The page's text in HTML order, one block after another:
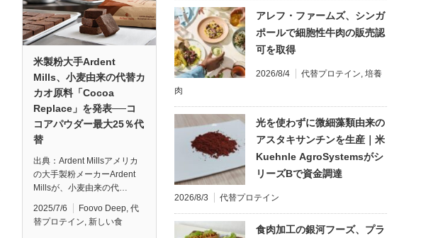
米製粉大手Ardent
Mills、小麦由来の代替カ
カオ原料「Cocoa
Replace」を発表──コ
コアパウダー最大25％代
替
出典：Ardent Millsアメリカ
の大手製粉メーカーArdent
Millsが、小麦由来の代…
2025/7/6 Foovo Deep, 代
替プロテイン, 新しい食
アレフ・ファームズ、シンガ
ポールで細胞性牛肉の販売認
可を取得
2026/8/4 代替プロテイン 培養
肉
光を使わずに微細藻類由来の
アスタキサンチンを生産｜米
Kuehnle AgroSystemsがシ
リーズBで資金調達
2026/8/3 代替プロテイン
食肉加工の銀河フーズ、プラ